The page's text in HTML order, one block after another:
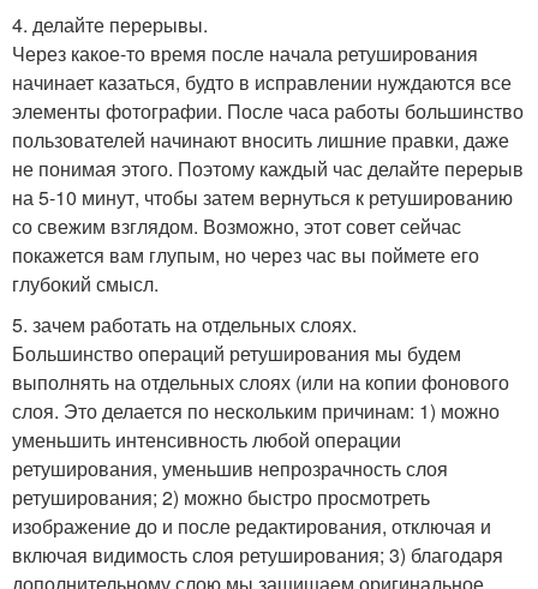
4. делайте перерывы.
Через какое-то время после начала ретуширования
начинает казаться, будто в исправлении нуждаются все
элементы фотографии. После часа работы большинство
пользователей начинают вносить лишние правки, даже
не понимая этого. Поэтому каждый час делайте перерыв
на 5-10 минут, чтобы затем вернуться к ретушированию
со свежим взглядом. Возможно, этот совет сейчас
покажется вам глупым, но через час вы поймете его
глубокий смысл.
5. зачем работать на отдельных слоях.
Большинство операций ретуширования мы будем
выполнять на отдельных слоях (или на копии фонового
слоя. Это делается по нескольким причинам: 1) можно
уменьшить интенсивность любой операции
ретуширования, уменьшив непрозрачность слоя
ретуширования; 2) можно быстро просмотреть
изображение до и после редактирования, отключая и
включая видимость слоя ретуширования; 3) благодаря